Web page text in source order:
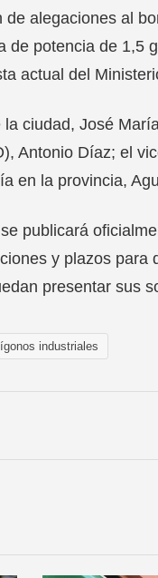
alegaciones al
de potencia de 1,5
actual del
ciudad, José
Antonio Díaz; el
en la provincia,
publicará
y plazos para
presentar sus
industriales